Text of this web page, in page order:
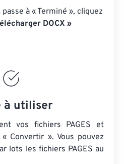
à « Terminé », cliquez
DOCX »
à utiliser
vos fichiers PAGES et
Convertir ». Vous pouvez
lots les fichiers PAGES au